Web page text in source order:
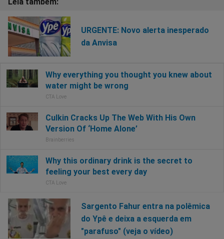
URGENTE: Novo alerta inesperado
da Anvisa
Sargento Fahur entra na polêmica
do Ypê e deixa a esquerda em
"parafuso" (veja o vídeo)